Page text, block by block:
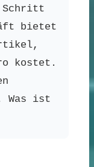
Schritt
bietet
kostet.
Was ist